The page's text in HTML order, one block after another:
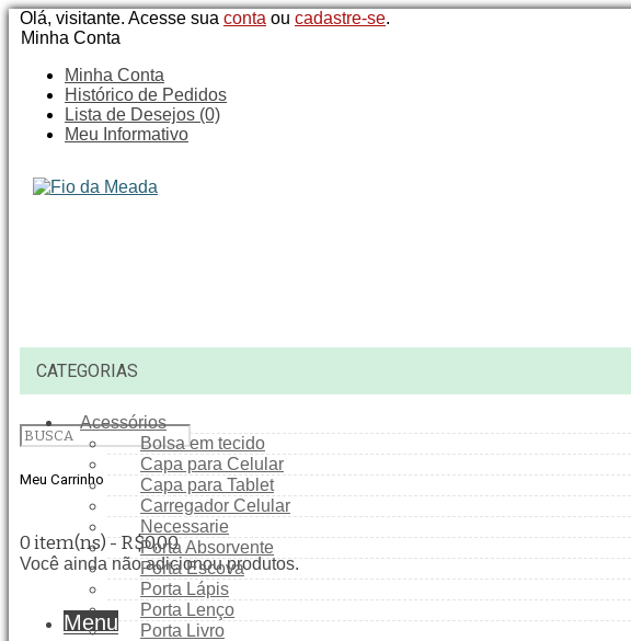
Olá, visitante. Acesse sua conta ou cadastre-se.
Minha Conta
Minha Conta
Histórico de Pedidos
Lista de Desejos (0)
Meu Informativo
Meu Carrinho
0 item(ns) - R$0,00
Você ainda não adicionou produtos.
Menu
CATEGORIAS
Acessórios
Bolsa em tecido
Capa para Celular
Capa para Tablet
Carregador Celular
Necessarie
Porta Absorvente
Porta Escova
Porta Lápis
Porta Lenço
Porta Livro